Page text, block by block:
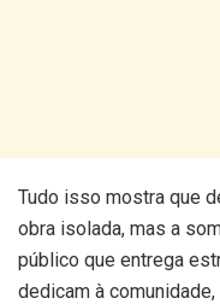
Tudo isso mostra que
obra isolada, mas a
público que entrega
dedicam à